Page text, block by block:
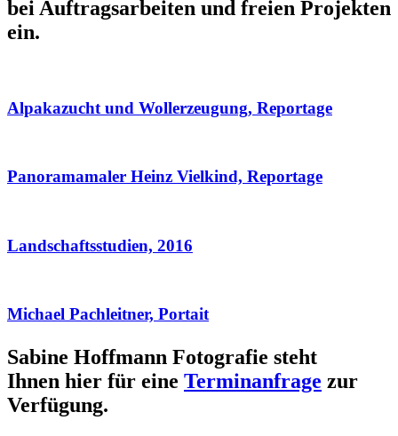
bei Auftragsarbeiten und freien Projekten
ein.
Alpakazucht und Wollerzeugung, Reportage
Panoramamaler Heinz Vielkind, Reportage
Landschaftsstudien, 2016
Michael Pachleitner, Portait
Sabine Hoffmann Fotografie steht
Ihnen hier für eine Terminanfrage zur
Verfügung.